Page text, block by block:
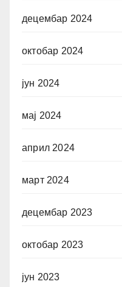
децембар 2024
октобар 2024
јун 2024
мај 2024
април 2024
март 2024
децембар 2023
октобар 2023
јун 2023